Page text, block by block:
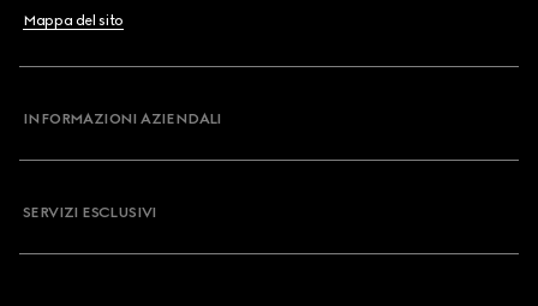
Mappa del sito
INFORMAZIONI AZIENDALI
SERVIZI ESCLUSIVI